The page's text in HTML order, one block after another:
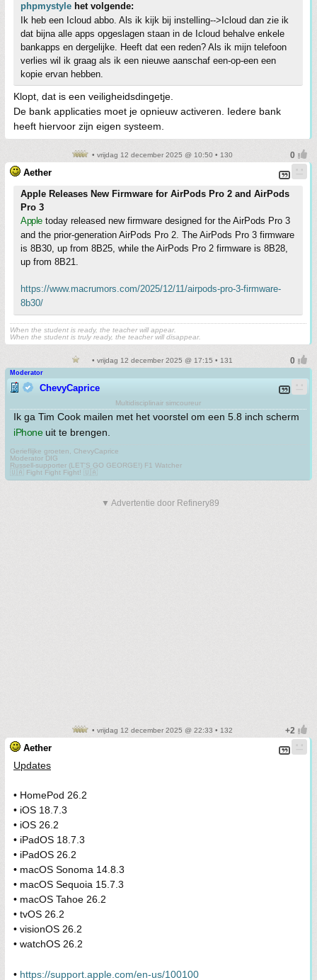
phpmystyle het volgende:
Ik heb een Icloud abbo. Als ik kijk bij instelling-->Icloud dan zie ik
dat bijna alle apps opgeslagen staan in de Icloud behalve enkele
bankapps en dergelijke. Heeft dat een reden? Als ik mijn telefoon
verlies wil ik graag als ik een nieuwe aanschaf een-op-een een
kopie ervan hebben.
Klopt, dat is een veiligheidsdingetje.
De bank applicaties moet je opnieuw activeren. Iedere bank
heeft hiervoor zijn eigen systeem.
• vrijdag 12 december 2025 @ 10:50 • 130
Aether
Apple Releases New Firmware for AirPods Pro 2 and AirPods
Pro 3
Appletoday released new firmware designed for the AirPods Pro 3
and the prior-generation AirPods Pro 2. The AirPods Pro 3 firmware
is 8B30, up from 8B25, while the AirPods Pro 2 firmware is 8B28,
up from 8B21.
https://www.macrumors.com/2025/12/11/airpods-pro-3-firmware-
8b30/
When the student is ready, the teacher will appear.
When the student is truly ready, the teacher will disappear.
• vrijdag 12 december 2025 @ 17:15 • 131
Moderator
ChevyCaprice
Multidisciplinair simcoureur
Ik ga Tim Cook mailen met het voorstel om een 5.8 inch scherm
iPhoneuit te brengen.
Gerieflijke groeten, ChevyCaprice
Moderator DIG
Russell-supporter (LET'S GO GEORGE!) F1 Watcher
🇺🇦 Fight Fight Fight! 🇺🇦
▼ Advertentie door Refinery89
• vrijdag 12 december 2025 @ 22:33 • 132
Aether
Updates
• HomePod 26.2
• iOS 18.7.3
• iOS 26.2
• iPadOS 18.7.3
• iPadOS 26.2
• macOS Sonoma 14.8.3
• macOS Sequoia 15.7.3
• macOS Tahoe 26.2
• tvOS 26.2
• visionOS 26.2
• watchOS 26.2
• https://support.apple.com/en-us/100100